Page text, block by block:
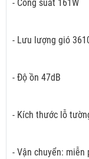
- Công suất 161W
- Lưu lượng gió
- Độ ồn 47dB
- Kích thước lỗ
- Vận chuyển: miễn